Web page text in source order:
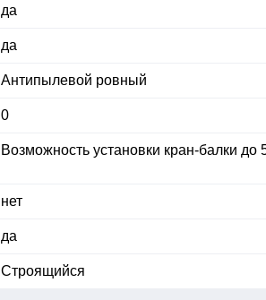
да
да
Антипылевой ровный
0
Возможность установки кран-балки до
нет
да
Строящийся